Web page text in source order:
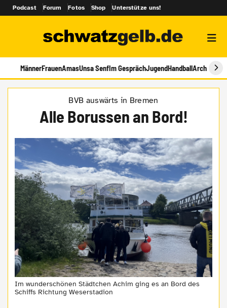
Podcast Forum Fotos Shop Unterstütze uns!
MännerFrauenAmasUnsa SenfIm GesprächJugendHandballArchiv
BVB auswärts in Bremen
Alle Borussen an Bord!
Im wunderschönen Städtchen Achim ging es an Bord des
Schiffs Richtung Weserstadion